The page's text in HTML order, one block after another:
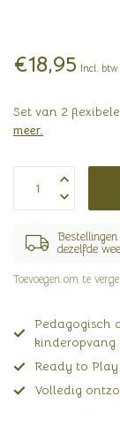
€18,95 Incl. btw
Set van 2
meer.
dezelfde
Toevoegen om te
Pedagogisch
kinderopvang
Ready to
Volledig